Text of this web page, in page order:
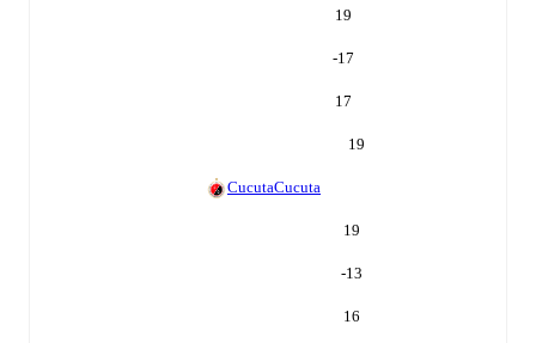
19
-17
17
19
CucutaCucuta
19
-13
16